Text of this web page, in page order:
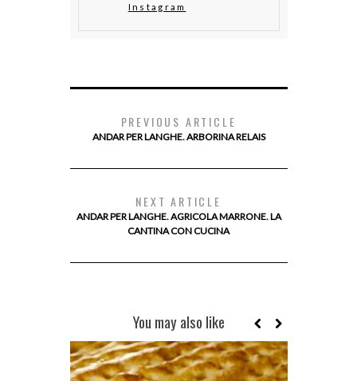
Instagram
PREVIOUS ARTICLE
ANDAR PER LANGHE. ARBORINA RELAIS
NEXT ARTICLE
ANDAR PER LANGHE. AGRICOLA MARRONE. LA
CANTINA CON CUCINA
You may also like